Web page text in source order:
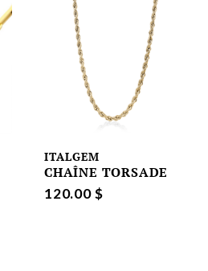
ITALGEM
CHAÎNE TORSADE
120.00 $